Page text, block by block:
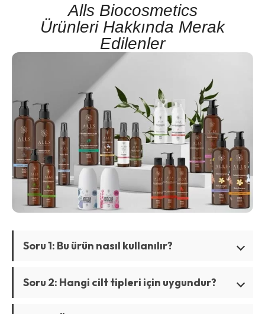
Alls Biocosmetics
Ürünleri Hakkında Merak
Edilenler
Soru 1: Bu ürün nasıl kullanılır?
Soru 2: Hangi cilt tipleri için uygundur?